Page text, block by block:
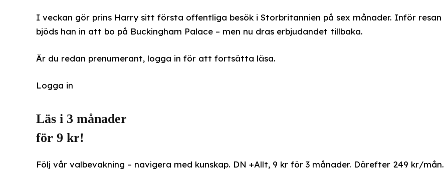
I veckan gör prins Harry sitt första offentliga besök i Storbritannien på sex månader. Inför resan
bjöds han in att bo på Buckingham Palace – men nu dras erbjudandet tillbaka.
Är du redan prenumerant, logga in för att fortsätta läsa.
Logga in
Läs i 3 månader
för 9 kr!
Följ vår valbevakning – navigera med kunskap. DN +Allt, 9 kr för 3 månader. Därefter 249 kr/mån.